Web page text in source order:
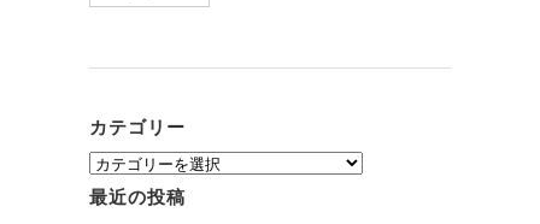
カテゴリー
カ
テ
ゴ
最近の投稿